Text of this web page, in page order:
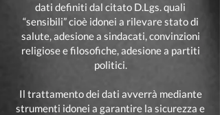
dati definiti dal citato D.Lgs. quali
“sensibili” cioè idonei a rilevare stato di
salute, adesione a sindacati, convinzioni
religiose e filosofiche, adesione a partiti
politici.
Il trattamento dei dati avverrà mediante
strumenti idonei a garantire la sicurezza e